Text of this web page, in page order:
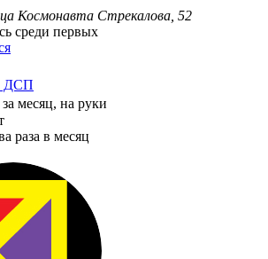
Космонавта Стрекалова, 52
среди первых
ДСП
за месяц, на руки
раза в месяц